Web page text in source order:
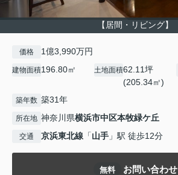
【居間・リビング】
価格 1億3,990万円
建物面積196.80㎡ 土地面積62.11坪
(205.34㎡)
築年数 築31年
所在地 神奈川県横浜市中区本牧緑ケ丘
交通 京浜東北線 「山手 」駅 徒歩12分
無料 お問い合わせ